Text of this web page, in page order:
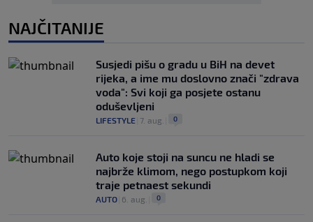
NAJČITANIJE
Susjedi pišu o gradu u BiH na devet
rijeka, a ime mu doslovno znači "zdrava
voda": Svi koji ga posjete ostanu
oduševljeni
LIFESTYLE 7. aug. 0
Auto koje stoji na suncu ne hladi se
najbrže klimom, nego postupkom koji
traje petnaest sekundi
AUTO 6. aug. 0